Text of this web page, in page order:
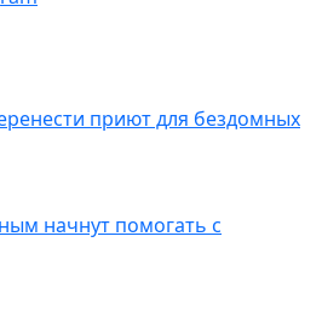
приют для бездомных
начнут помогать с